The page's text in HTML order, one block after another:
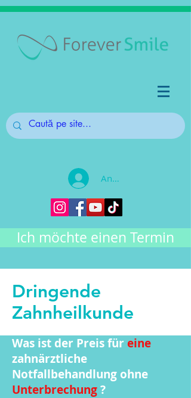
Anmelden
Ich möchte einen Termin
Dringende
Zahnheilkunde
Was ist der Preis füreine
zahnärztliche
Notfallbehandlung ohne
Unterbrechung?